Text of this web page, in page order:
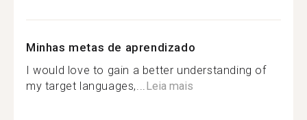
Minhas metas de aprendizado
I would love to gain a better understanding of
my target languages,...Leia mais